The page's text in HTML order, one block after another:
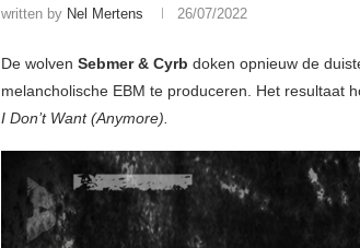
written by Nel Mertens 26/07/2022
De wolven Sebmer & Cyrb doken opnieuw de
melancholische EBM te produceren. Het resultaat
I Don’t Want (Anymore).